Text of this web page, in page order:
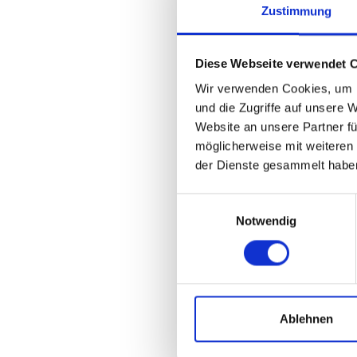
Zustimmung
Diese Webseite verwendet
Wir verwenden Cookies,
und die Zugriffe auf unsere
Website an unsere Partner
möglicherweise mit
der Dienste gesammelt
Notwendig
Ablehnen
Die
Strom.
Mit dem
erörtert
davon
werden
Die